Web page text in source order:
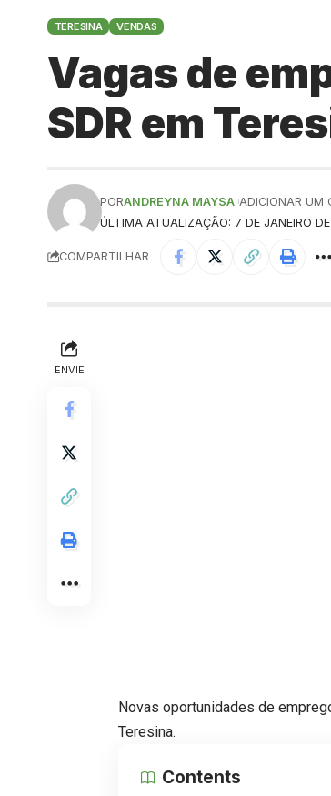
TERESINA VENDAS
Vagas de
SDR em
ÚLTIMA ATUALIZAÇÃO: 7 DE JANEIRO
PORANDREYNA MAYSA ADICIONAR UM
COMPARTILHAR
ENVIE
Novas oportunidades de
Teresina.
Contents